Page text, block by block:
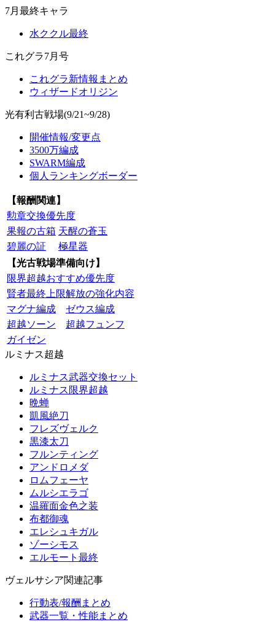
7月最終キャラ
水ククル最終
これグラ7月号
これグラ新情報まとめ
ウィザードオリジン
光有利古戦場(9/21~9/28)
開催情報/変更点
3500万編成
SWARM編成
個人ランキングボーダー
【報酬関連】
勲章交換優先度
果報の古箱 天醒の蒼玉
碧麗の証
極星器
【光古戦場準備向け】
限界超越おすすめ優先度
賢者最終上限解放の強化内容
マグナ編成
ゼウス編成
超越ソーン
超越フュンフ
ガイゼン
ルミナス超越
ルミナス武器交換セット
ルミナス限界超越
晩蝉
凱風絶刀
フレズヴェルク
黒漆太刀
フルンティング
アンドロメダ
ロムフェーヤ
ムルシエラゴ
温羅面金色之装
布都御魂
エレシュキガル
ゾーシモス
エルモート最終
ヴェルサシア関連記事
行動表/報酬まとめ
武器一覧・性能まとめ